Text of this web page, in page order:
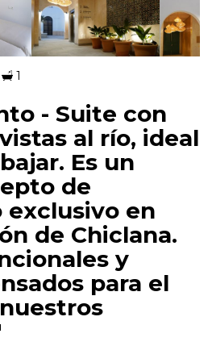
1
- Suite con
al río, ideal
Es un
de
en
de Chiclana.
y
para el